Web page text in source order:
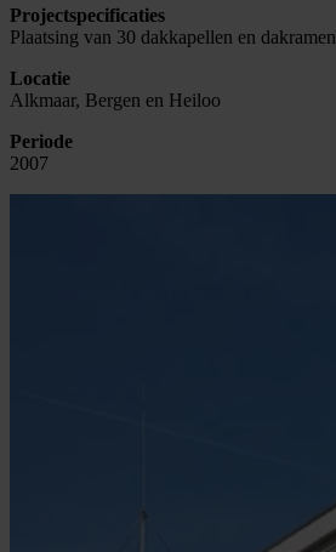
Projectspecificaties
Plaatsing van 30 dakkapellen en dakramen
Locatie
Alkmaar, Bergen en Heiloo
Periode
2007